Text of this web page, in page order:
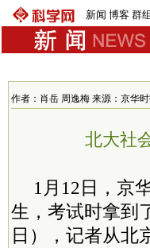
新闻 博客 群组
作者：肖岳 周逸梅 来源：京华
北大社
1月12日，京
生，考试时拿到
日），记者从北